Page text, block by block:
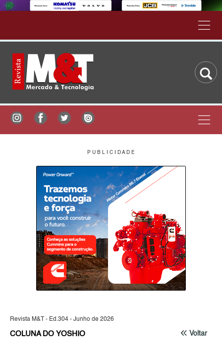
P U B L I C I D A D E
Revista M&T - Ed.304 - Junho de 2026
Voltar
COLUNA DO YOSHIO